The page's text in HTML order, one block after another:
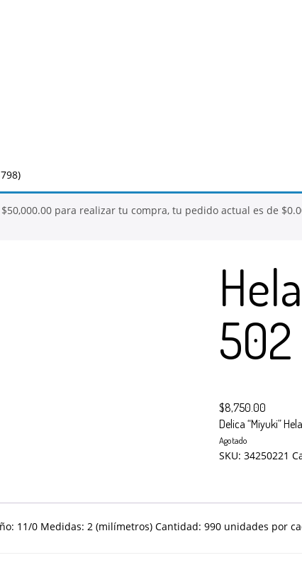
$50,000.00para realizar tu compra, tu pedido actual es de $
$8,750.00
Delica “Miyuki”
Agotado
SKU: 34250221
11/0 Medidas: 2 (milímetros) Cantidad: 990 unidades por